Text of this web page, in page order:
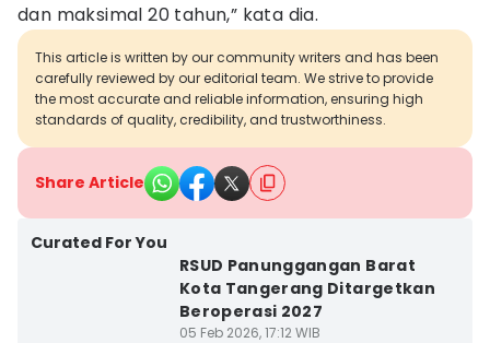
dan maksimal 20 tahun,” kata dia.
This article is written by our community writers and has been
carefully reviewed by our editorial team. We strive to provide
the most accurate and reliable information, ensuring high
standards of quality, credibility, and trustworthiness.
Share Article
Curated For You
RSUD Panunggangan Barat
Kota Tangerang Ditargetkan
Beroperasi 2027
05 Feb 2026, 17:12 WIB